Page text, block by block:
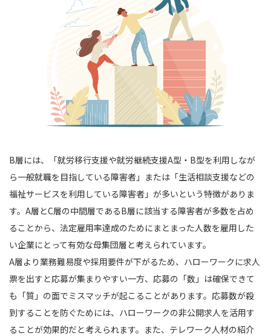
B層には、「就労移行支援や就労継続支援A型・B型を利用しなが
ら一般就職を目指している障害者」または「生活相談支援などの
福祉サービスを利用している障害者」が多いという特徴がありま
す。A層とC層の中間層であるB層に該当する障害者が多数を占め
ることから、法定雇用率達成のためにまとまった人数を雇用した
い企業にとって有効な母集団層と考えられています。
A層より業務難易度や採用要件が下がるため、ハローワークに求人
票を出すと応募が集まりやすい一方、応募の「数」は確保できて
も「質」の面でミスマッチが起こることがあります。応募数が殺
到することを防ぐためには、ハローワークの非公開求人を活用す
ることが効果的だと考えられます。また、テレワーク人材の紹介